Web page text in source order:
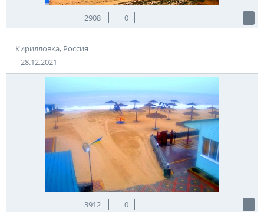
2908 0
Кирилловка, Россия
28.12.2021
3912 0